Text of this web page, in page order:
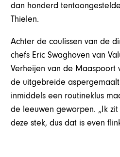
dan honderd
Thielen.
Achter de coulissen van de
chefs Eric Swaghoven van
Verheijen van de Maaspoort
de uitgebreide
inmiddels een routineklus
de leeuwen geworpen. „Ik
deze stek, dus dat is even